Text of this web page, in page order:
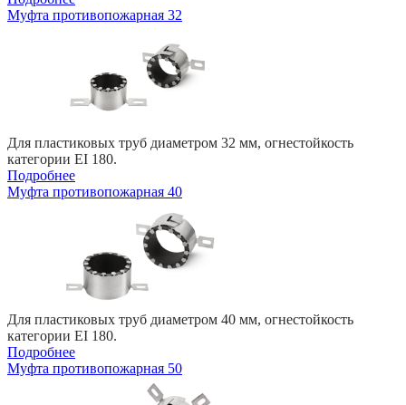
Муфта противопожарная 32
Для пластиковых труб диаметром 32 мм, огнестойкость
категории EI 180.
Подробнее
Муфта противопожарная 40
Для пластиковых труб диаметром 40 мм, огнестойкость
категории EI 180.
Подробнее
Муфта противопожарная 50